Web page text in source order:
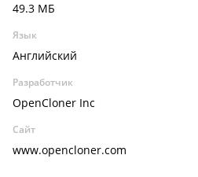
49.3 МБ
Язык
Английский
Разработчик
OpenCloner Inc
Сайт
www.opencloner.com